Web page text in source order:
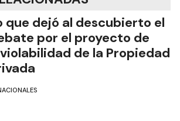
que dejó al descubierto el
por el proyecto de
de la Propiedad